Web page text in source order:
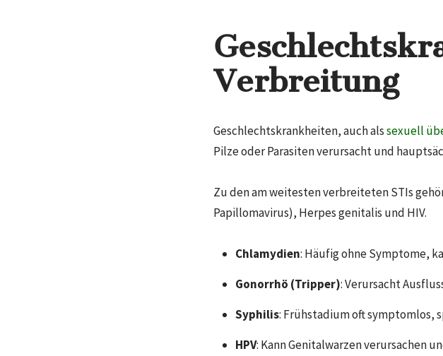
Verbreitung
Geschlechtskrankheiten, auch alssexuell
Pilze oder Parasiten verursacht und
Zu den am weitesten verbreiteten STIs
Papillomavirus), Herpes genitalis und HIV.
Chlamydien: Häufig ohne Symptome,
Gonorrhö (Tripper): Verursacht
Syphilis: Frühstadium oft symptomlos,
HPV: Kann Genitalwarzen verursachen